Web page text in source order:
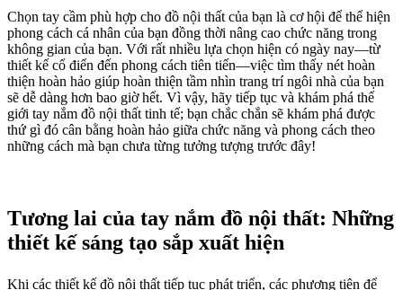
Chọn tay cầm phù hợp cho đồ nội thất của bạn là cơ hội để thể hiện
phong cách cá nhân của bạn đồng thời nâng cao chức năng trong
không gian của bạn. Với rất nhiều lựa chọn hiện có ngày nay—từ
thiết kế cổ điển đến phong cách tiên tiến—việc tìm thấy nét hoàn
thiện hoàn hảo giúp hoàn thiện tầm nhìn trang trí ngôi nhà của bạn
sẽ dễ dàng hơn bao giờ hết. Vì vậy, hãy tiếp tục và khám phá thế
giới tay nắm đồ nội thất tinh tế; bạn chắc chắn sẽ khám phá được
thứ gì đó cân bằng hoàn hảo giữa chức năng và phong cách theo
những cách mà bạn chưa từng tưởng tượng trước đây!
Tương lai của tay nắm đồ nội thất: Những
thiết kế sáng tạo sắp xuất hiện
Khi các thiết kế đồ nội thất tiếp tục phát triển, các phương tiện để